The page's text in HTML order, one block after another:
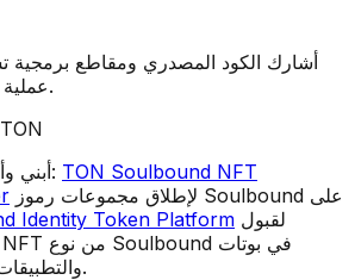
أشارك الكود المصدري ومقاطع برمجية
عملية التطوير خطوة بخطوة.
أدوات مجانية لمجتمع TON
أبني وأدير أيضاً أدوات مجانية: TON Soulbound NFT
Identity Token Platform
Telegram والتطبيقات المصغّرة.